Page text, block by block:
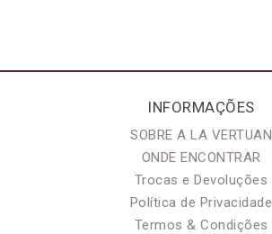
INFORMAÇÕES
SOBRE A LA VERTUAN
ONDE ENCONTRAR
Trocas e Devoluções
Política de Privacidade
Termos & Condições